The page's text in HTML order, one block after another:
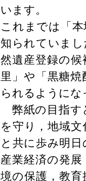
います。
これまでは「
知られていま
然遺産登録の
里」や「黒糖
られるように
弊紙の目指す
を守り，地域
と共に歩み明
産業経済の発
境の保護，教